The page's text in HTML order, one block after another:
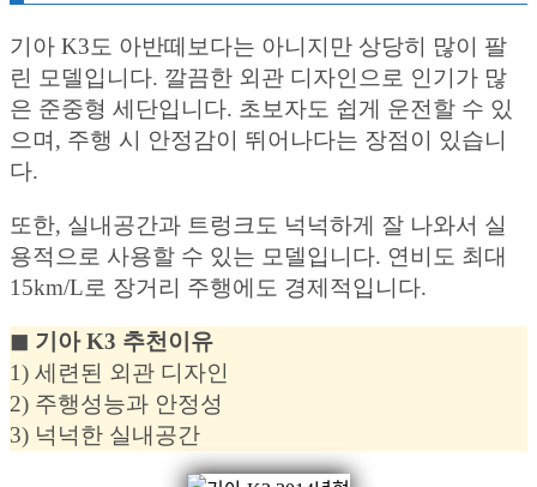
기아 K3도 아반떼보다는 아니지만 상당히 많이 팔
린 모델입니다. 깔끔한 외관 디자인으로 인기가 많
은 준중형 세단입니다. 초보자도 쉽게 운전할 수 있
으며, 주행 시 안정감이 뛰어나다는 장점이 있습니
다.
또한, 실내공간과 트렁크도 넉넉하게 잘 나와서 실
용적으로 사용할 수 있는 모델입니다. 연비도 최대
15km/L로 장거리 주행에도 경제적입니다.
◼︎ 기아 K3 추천이유
1) 세련된 외관 디자인
2) 주행성능과 안정성
3) 넉넉한 실내공간